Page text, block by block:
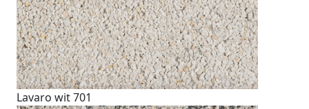
Lavaro wit 701